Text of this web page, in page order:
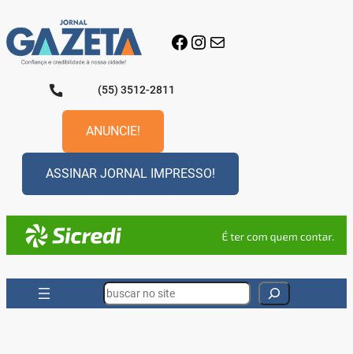
para
o
conteúdo
Facebook
Instagram
E-mail
(55) 3512-2811
ANUNCIE!
ASSINAR JORNAL IMPRESSO!
Search